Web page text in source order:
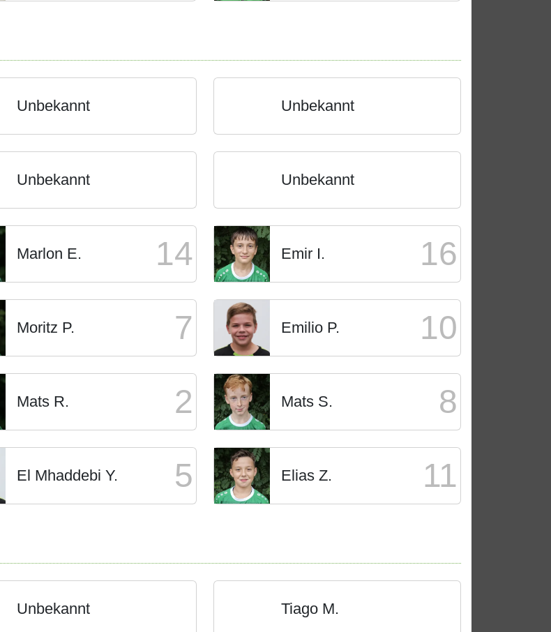
Unbekannt Unbekannt
Unbekannt Unbekannt
Marlon E. 14 Emir I. 16
Moritz P. 7 Emilio P. 10
Mats R. 2 Mats S. 8
El Mhaddebi Y. 5 Elias Z. 11
Unbekannt Tiago M.